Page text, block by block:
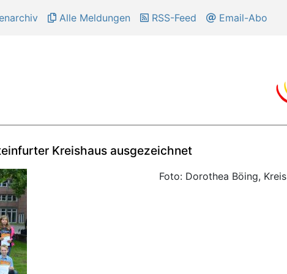
Alle Meldungen RSS-Feed Email-Abo
Kreishaus ausgezeichnet
Foto: Dorothea Böing,